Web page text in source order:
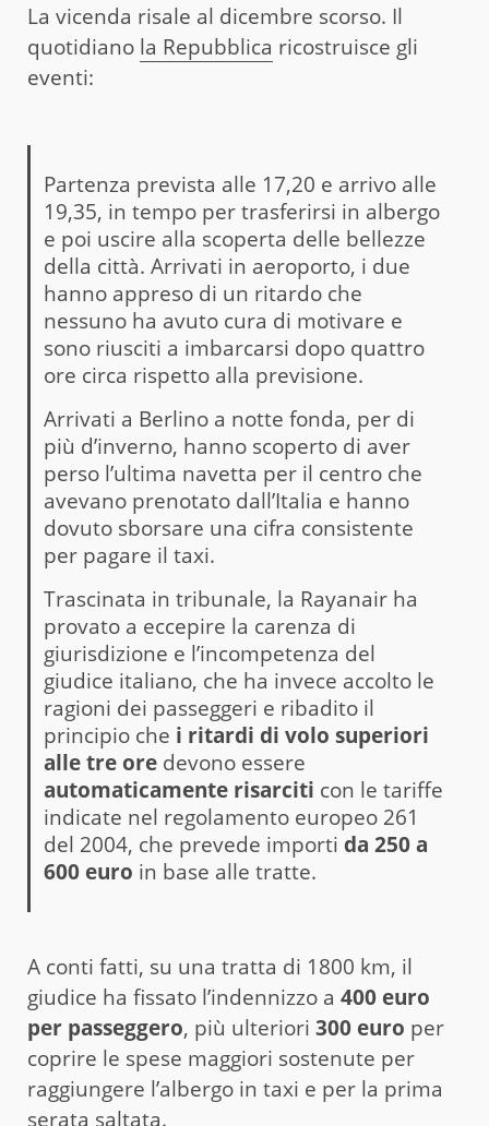
La vicenda risale al dicembre scorso. Il
quotidiano la Repubblica ricostruisce gli
eventi:
Partenza prevista alle 17,20 e arrivo alle
19,35, in tempo per trasferirsi in albergo
e poi uscire alla scoperta delle bellezze
della città. Arrivati in aeroporto, i due
hanno appreso di un ritardo che
nessuno ha avuto cura di motivare e
sono riusciti a imbarcarsi dopo quattro
ore circa rispetto alla previsione.
Arrivati a Berlino a notte fonda, per di
più d’inverno, hanno scoperto di aver
perso l’ultima navetta per il centro che
avevano prenotato dall’Italia e hanno
dovuto sborsare una cifra consistente
per pagare il taxi.
Trascinata in tribunale, la Rayanair ha
provato a eccepire la carenza di
giurisdizione e l’incompetenza del
giudice italiano, che ha invece accolto le
ragioni dei passeggeri e ribadito il
principio che i ritardi di volo superiori
alle tre oredevono essere
automaticamente risarciti con le tariffe
indicate nel regolamento europeo 261
del 2004, che prevede importi da 250 a
600 euro in base alle tratte.
A conti fatti, su una tratta di 1800 km, il
giudice ha fissato l’indennizzo a 400 euro
per passeggero, più ulteriori 300 euro per
coprire le spese maggiori sostenute per
raggiungere l’albergo in taxi e per la prima
serata saltata.